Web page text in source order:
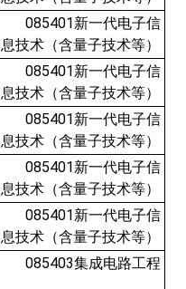
085401新一代电子信
息技术（含量子技术等）
085401新一代电子信
息技术（含量子技术等）
085401新一代电子信
息技术（含量子技术等）
085401新一代电子信
息技术（含量子技术等）
085401新一代电子信
息技术（含量子技术等）
085403集成电路工程